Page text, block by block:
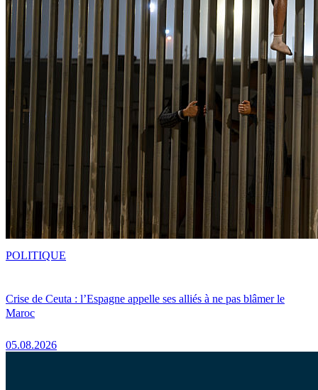
Crise de Ceuta : l’Espagne appelle ses alliés à ne pas blâmer le
Maroc
05.08.2026
POLITIQUE